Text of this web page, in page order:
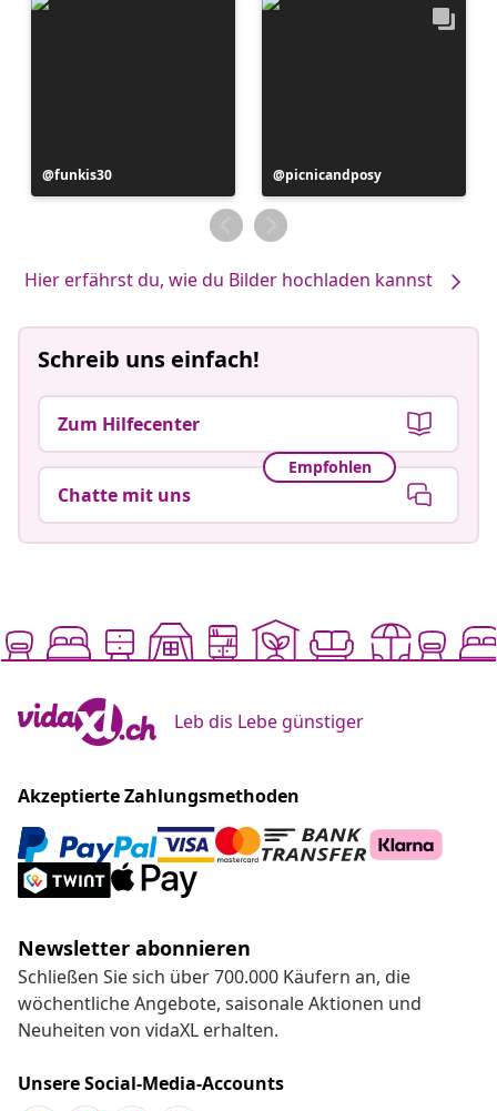
Beitrag
veröffentlicht
funkis30
Beitrag
veröffentlicht
von
picnicandposy
Hier erfährst du, wie du Bilder hochladen kannst
Schreib uns einfach!
Zum Hilfecenter
Empfohlen
Chatte mit uns
Leb dis Lebe günstiger
Akzeptierte Zahlungsmethoden
Newsletter abonnieren
Schließen Sie sich über 700.000 Käufern an, die
wöchentliche Angebote, saisonale Aktionen und
Neuheiten von vidaXL erhalten.
Unsere Social-Media-Accounts